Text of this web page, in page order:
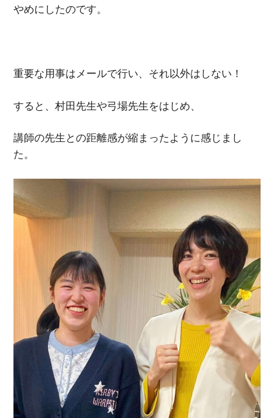
やめにしたのです。
重要な用事はメールで行い、それ以外はしない！
すると、村田先生や弓場先生をはじめ、
講師の先生との距離感が縮まったように感じまし
た。